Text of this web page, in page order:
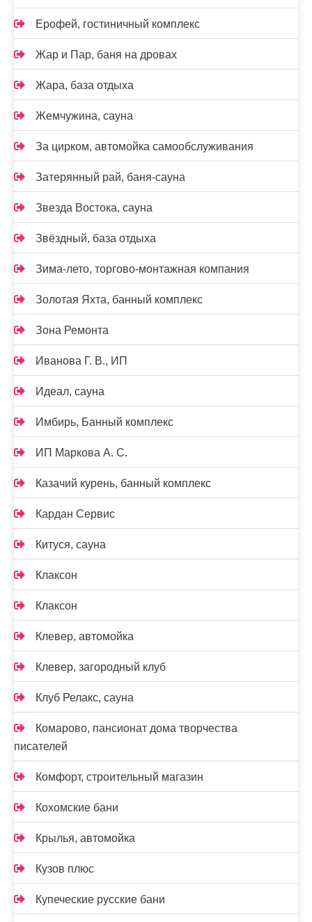
Ерофей, гостиничный комплекс
Жар и Пар, баня на дровах
Жара, база отдыха
Жемчужина, сауна
За цирком, автомойка самообслуживания
Затерянный рай, баня-сауна
Звезда Востока, сауна
Звёздный, база отдыха
Зима-лето, торгово-монтажная компания
Золотая Яхта, банный комплекс
Зона Ремонта
Иванова Г. В., ИП
Идеал, сауна
Имбирь, Банный комплекс
ИП Маркова А. С.
Казачий курень, банный комплекс
Кардан Сервис
Китуся, сауна
Клаксон
Клаксон
Клевер, автомойка
Клевер, загородный клуб
Клуб Релакс, сауна
Комарово, пансионат дома творчества
писателей
Комфорт, строительный магазин
Кохомские бани
Крылья, автомойка
Кузов плюс
Купеческие русские бани